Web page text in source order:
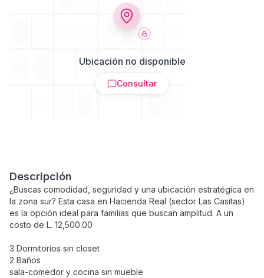
Ubicación no disponible
Consultar
Descripción
¿Buscas comodidad, seguridad y una ubicación estratégica en
la zona sur? Esta casa en Hacienda Real (sector Las Casitas)
es la opción ideal para familias que buscan amplitud. A un
costo de L. 12,500.00
3 Dormitorios sin closet
2 Baños
sala-comedor y cocina sin mueble